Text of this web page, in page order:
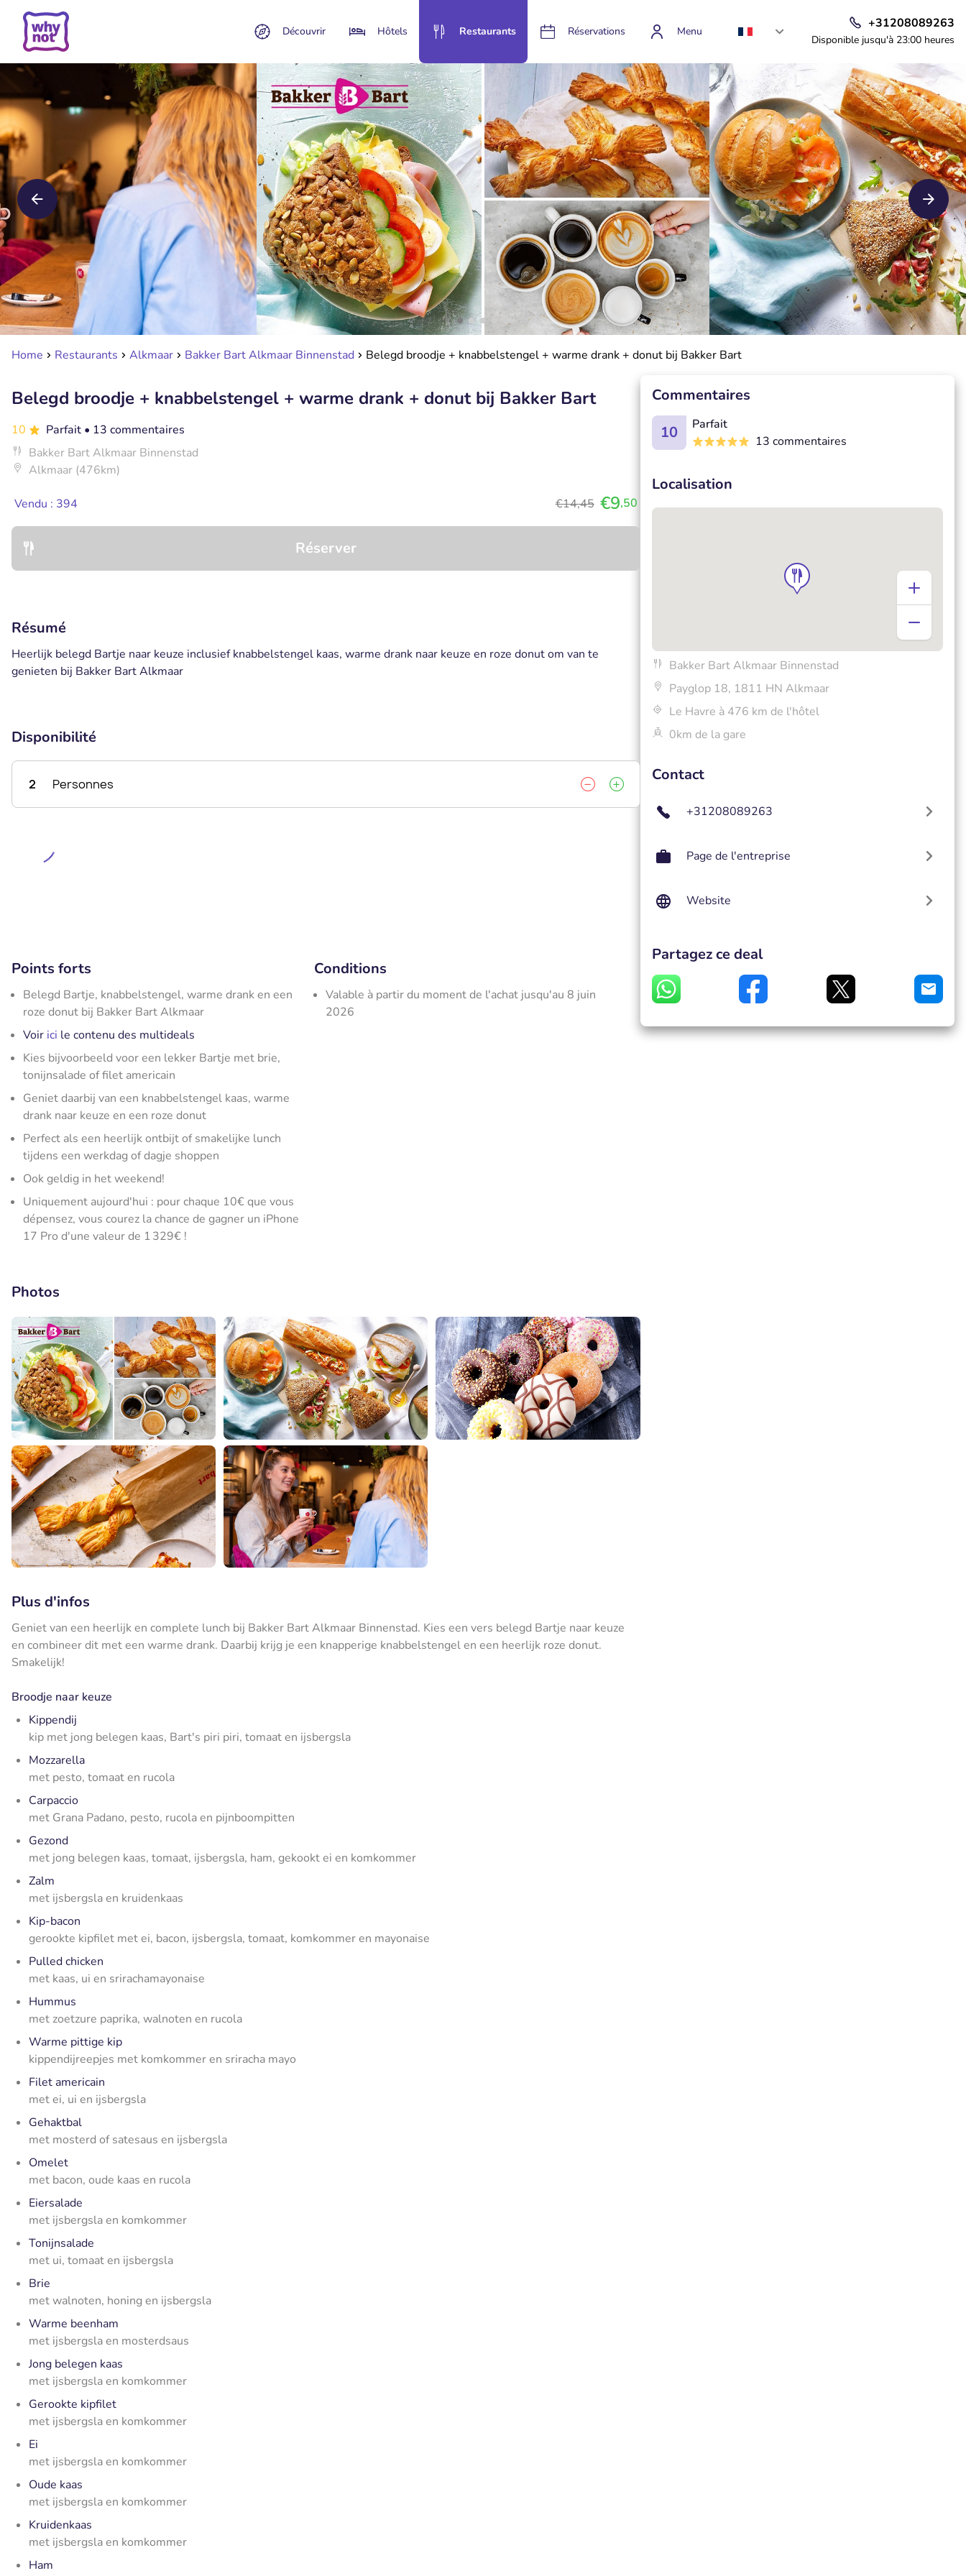
Découvrir Hôtels Restaurants Réservations Menu
+31208089263
Disponible jusqu'à 23:00 heures
Home Restaurants Alkmaar Bakker Bart Alkmaar Binnenstad Belegd broodje + knabbelstengel + warme drank + donut bij Bakker Bart
Belegd broodje + knabbelstengel + warme drank + donut bij Bakker Bart
10 Parfait • 13 commentaires
Bakker Bart Alkmaar Binnenstad
Alkmaar (476km)
Vendu : 394 €14,45 €9,50
Réserver
Résumé
Heerlijk belegd Bartje naar keuze inclusief knabbelstengel kaas, warme drank naar keuze en roze donut om van te
genieten bij Bakker Bart Alkmaar
Disponibilité
2 Personnes
Points forts
Belegd Bartje, knabbelstengel, warme drank en een
roze donut bij Bakker Bart Alkmaar
Voir ici le contenu des multideals
Kies bijvoorbeeld voor een lekker Bartje met brie,
tonijnsalade of filet americain
Geniet daarbij van een knabbelstengel kaas, warme
drank naar keuze en een roze donut
Perfect als een heerlijk ontbijt of smakelijke lunch
tijdens een werkdag of dagje shoppen
Ook geldig in het weekend!
Uniquement aujourd'hui : pour chaque 10€ que vous
dépensez, vous courez la chance de gagner un iPhone
17 Pro d'une valeur de 1 329€ !
Conditions
Valable à partir du moment de l'achat jusqu'au 8 juin
2026
Photos
Plus d'infos
Geniet van een heerlijk en complete lunch bij Bakker Bart Alkmaar Binnenstad. Kies een vers belegd Bartje naar keuze
en combineer dit met een warme drank. Daarbij krijg je een knapperige knabbelstengel en een heerlijk roze donut.
Smakelijk!
Broodje naar keuze
Kippendij
kip met jong belegen kaas, Bart's piri piri, tomaat en ijsbergsla
Mozzarella
met pesto, tomaat en rucola
Carpaccio
met Grana Padano, pesto, rucola en pijnboompitten
Gezond
met jong belegen kaas, tomaat, ijsbergsla, ham, gekookt ei en komkommer
Zalm
met ijsbergsla en kruidenkaas
Kip-bacon
gerookte kipfilet met ei, bacon, ijsbergsla, tomaat, komkommer en mayonaise
Pulled chicken
met kaas, ui en srirachamayonaise
Hummus
met zoetzure paprika, walnoten en rucola
Warme pittige kip
kippendijreepjes met komkommer en sriracha mayo
Filet americain
met ei, ui en ijsbergsla
Gehaktbal
met mosterd of satesaus en ijsbergsla
Omelet
met bacon, oude kaas en rucola
Eiersalade
met ijsbergsla en komkommer
Tonijnsalade
met ui, tomaat en ijsbergsla
Brie
met walnoten, honing en ijsbergsla
Warme beenham
met ijsbergsla en mosterdsaus
Jong belegen kaas
met ijsbergsla en komkommer
Gerookte kipfilet
met ijsbergsla en komkommer
Ei
met ijsbergsla en komkommer
Oude kaas
met ijsbergsla en komkommer
Kruidenkaas
met ijsbergsla en komkommer
Ham
Commentaires
10
Parfait
13 commentaires
Localisation
Bakker Bart Alkmaar Binnenstad
Payglop 18, 1811 HN Alkmaar
Le Havre à 476 km de l'hôtel
0km de la gare
Contact
+31208089263
Page de l'entreprise
Website
Partagez ce deal